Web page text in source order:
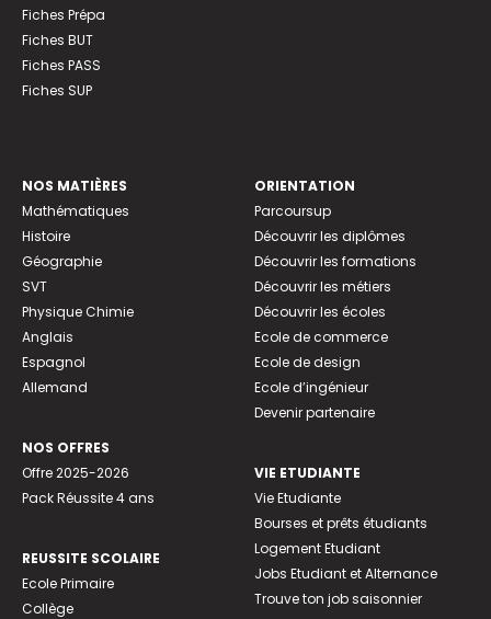
Fiches Prépa
Fiches BUT
Fiches PASS
Fiches SUP
NOS MATIÈRES
Mathématiques
Histoire
Géographie
SVT
Physique Chimie
Anglais
Espagnol
Allemand
NOS OFFRES
Offre 2025-2026
Pack Réussite 4 ans
REUSSITE SCOLAIRE
Ecole Primaire
Collège
ORIENTATION
Parcoursup
Découvrir les diplômes
Découvrir les formations
Découvrir les métiers
Découvrir les écoles
Ecole de commerce
Ecole de design
Ecole d’ingénieur
Devenir partenaire
VIE ETUDIANTE
Vie Etudiante
Bourses et prêts étudiants
Logement Etudiant
Jobs Etudiant et Alternance
Trouve ton job saisonnier